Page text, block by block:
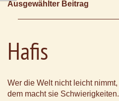
Ausgewählter Beitrag
Hafis
Wer die Welt nicht leicht nimmt,
dem macht sie Schwierigkeiten.